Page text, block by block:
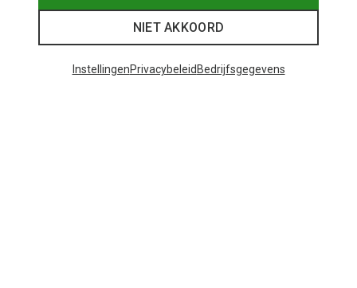
NIET AKKOORD
InstellingenPrivacybeleid Bedrijfsgegevens